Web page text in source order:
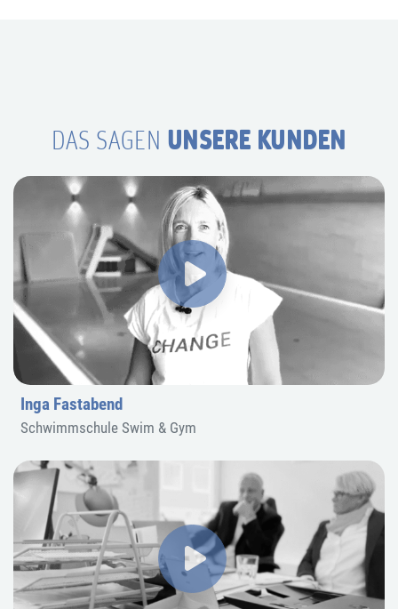
DAS SAGEN UNSERE KUNDEN
Inga Fastabend
Schwimmschule Swim & Gym